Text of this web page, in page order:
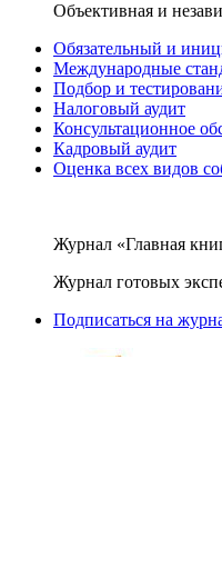
Объективная и
Обязательный и
Международные
Подбор и
Налоговый аудит
Консультационное
Кадровый аудит
Оценка всех видов
Журнал «Главная
Журнал готовых
Подписаться на